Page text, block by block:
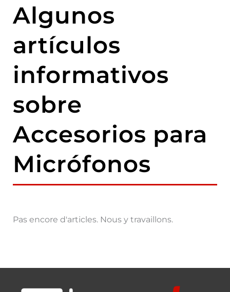
Algunos
artículos
informativos
sobre
Accesorios para
Micrófonos
Pas encore d'articles. Nous y travaillons.